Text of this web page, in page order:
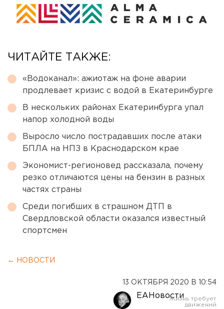
ЧИТАЙТЕ ТАКЖЕ:
«Водоканал»: ажиотаж на фоне аварии
продлевает кризис с водой в Екатеринбурге
В нескольких районах Екатеринбурга упал
напор холодной воды
Выросло число пострадавших после атаки
БПЛА на НПЗ в Краснодарском крае
Экономист-регионовед рассказала, почему
резко отличаются цены на бензин в разных
частях страны
Среди погибших в страшном ДТП в
Свердловской области оказался известный
спортсмен
← НОВОСТИ
13 ОКТЯБРЯ 2020 В 10:54
ЕАНовости